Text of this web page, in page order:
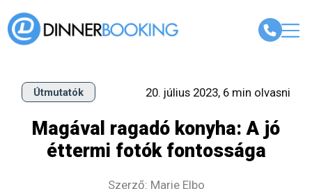
Útmutatók 20. július 2023, 6 min olvasni
Magával ragadó konyha: A jó
éttermi fotók fontossága
Szerző: Marie Elbo